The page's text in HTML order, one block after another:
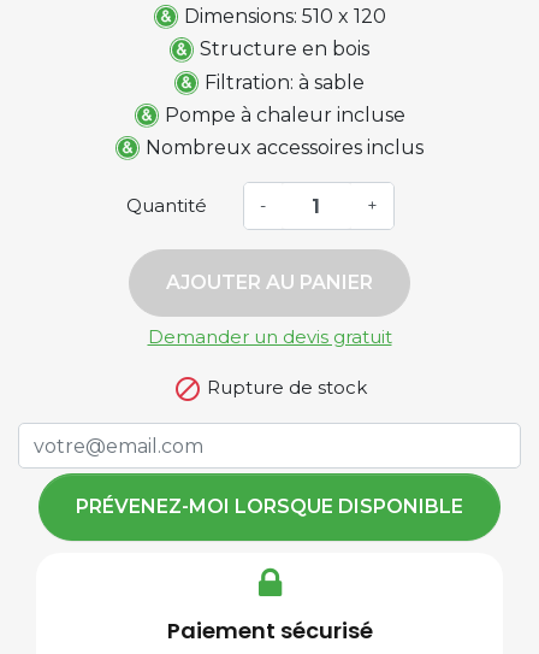
Dimensions: 510 x 120
Structure en bois
Filtration: à sable
Pompe à chaleur incluse
Nombreux accessoires inclus
Quantité - +
AJOUTER AU PANIER
Demander un devis gratuit
 Rupture de stock
PRÉVENEZ-MOI LORSQUE DISPONIBLE
Paiement sécurisé